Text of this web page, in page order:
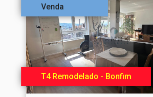
Venda
T4 Remodelado - Bonfim